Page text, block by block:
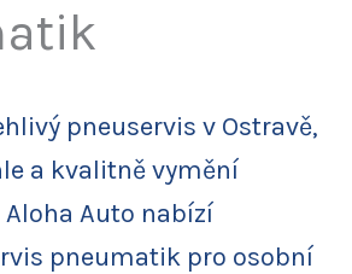
pneuservis v Ostravě,
a kvalitně vymění
Auto nabízí
pneumatik pro osobní